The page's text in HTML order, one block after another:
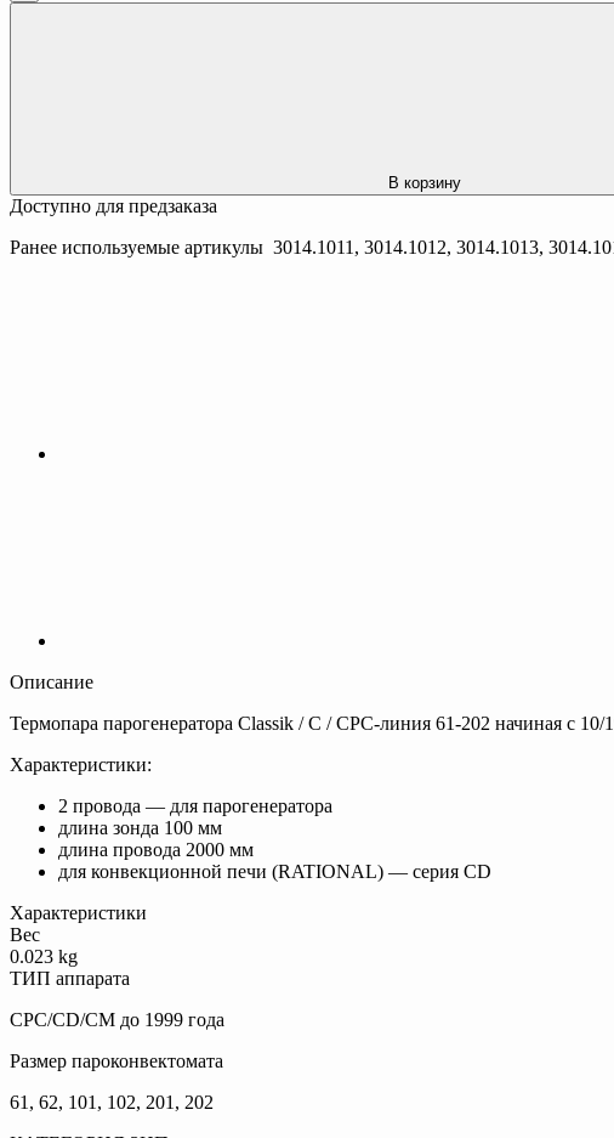
В корзину
Доступно для предзаказа
Ранее используемые артикулы 3014.1011, 3014.1012, 3014.1013,
Описание
Термопара парогенератора Classik / C / CPC-линия 61-202 начиная с 10/
Характеристики:
2 провода — для парогенератора
длина зонда 100 мм
длина провода 2000 мм
для конвекционной печи (RATIONAL) — серия CD
Характеристики
Вес
0.023 kg
ТИП аппарата
CPC/CD/CM до 1999 года
Размер пароконвектомата
61, 62, 101, 102, 201, 202